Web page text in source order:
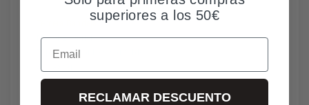
Tercera Bandeja
Motor EcoSilence
Tapa Superior Desmontable
superiores a los 50€
Email
RECLAMAR DESCUENTO